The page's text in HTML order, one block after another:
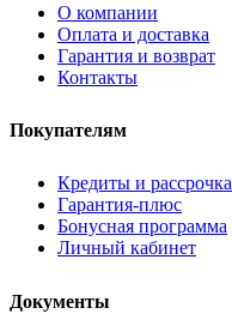
О компании
Оплата и доставка
Гарантия и возврат
Контакты
Покупателям
Кредиты и рассрочка
Гарантия-плюс
Бонусная программа
Личный кабинет
Документы